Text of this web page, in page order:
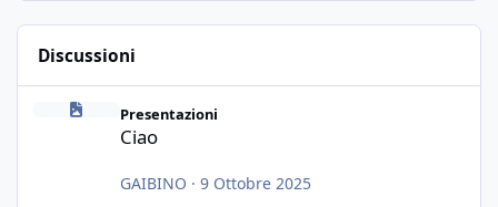
Discussioni
Presentazioni
Ciao
GAIBINO · 9 Ottobre 2025